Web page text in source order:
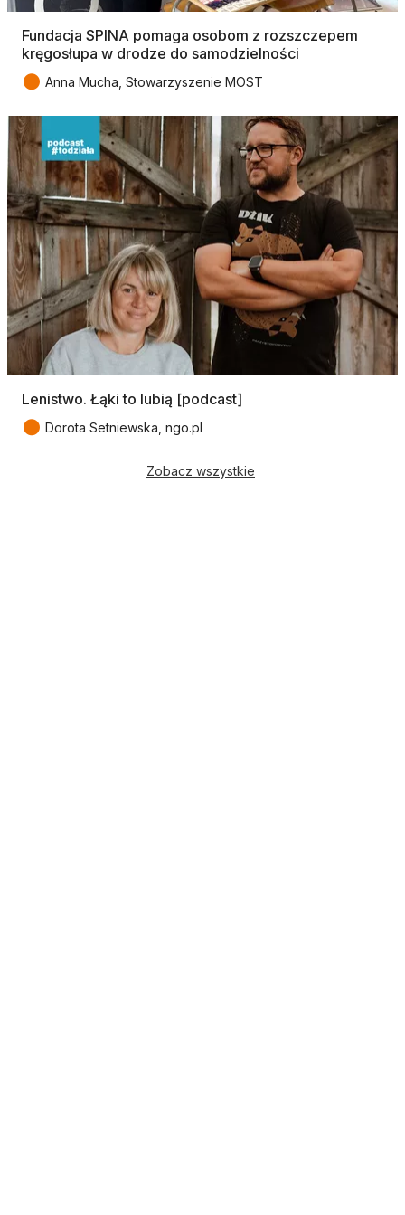
Fundacja SPINA pomaga osobom z rozszczepem
kręgosłupa w drodze do samodzielności
● Anna Mucha, Stowarzyszenie MOST
Lenistwo. Łąki to lubią [podcast]
● Dorota Setniewska, ngo.pl
Zobacz wszystkie